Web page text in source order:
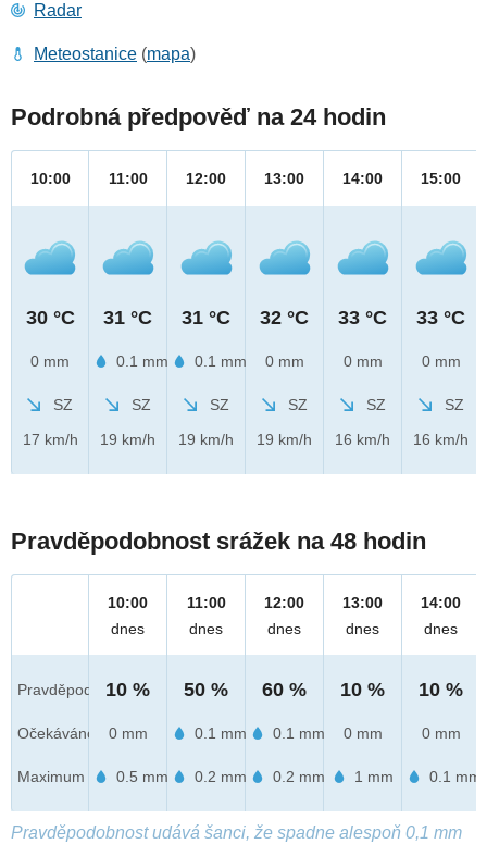
Radar
Meteostanice (mapa)
Podrobná předpověď na 24 hodin
10:00
30 °C
0 mm
SZ
17 km/h
11:00
31 °C
0.1 mm
SZ
19 km/h
12:00
31 °C
0.1 mm
SZ
19 km/h
13:00
32 °C
0 mm
SZ
19 km/h
14:00
33 °C
0 mm
SZ
16 km/h
15:00
33 °C
0 mm
SZ
16 km/h
Pravděpodobnost srážek na 48 hodin
Pravděpod.
Očekáváno
Maximum
10:00
dnes
10 %
0 mm
0.5 mm
11:00
dnes
50 %
0.1 mm
0.2 mm
12:00
dnes
60 %
0.1 mm
0.2 mm
13:00
dnes
10 %
0 mm
1 mm
14:00
dnes
10 %
0 mm
0.1 mm
Pravděpodobnost udává šanci, že spadne alespoň 0,1 mm